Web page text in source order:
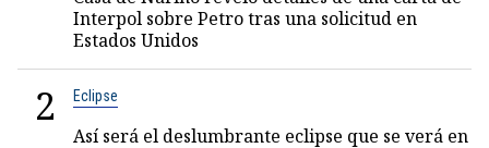
Interpol sobre Petro tras una solicitud en
Estados Unidos
2 Eclipse
Así será el deslumbrante eclipse que se verá en